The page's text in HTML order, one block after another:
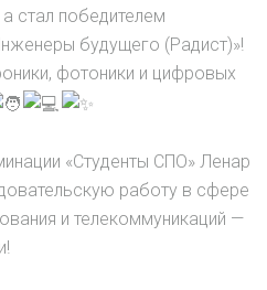
стал победителем
будущего (Радист)»!
фотоники и цифровых
«Студенты СПО» Ленар
работу в сфере
и телекоммуникаций —